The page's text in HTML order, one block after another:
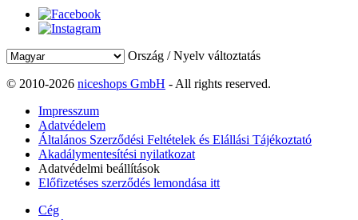
Ország / Nyelv változtatás
© 2010-2026 niceshops GmbH - All rights reserved.
Impresszum
Adatvédelem
Általános Szerződési Feltételek és Elállási Tájékoztató
Akadálymentesítési nyilatkozat
Adatvédelmi beállítások
Előfizetéses szerződés lemondása itt
Cég